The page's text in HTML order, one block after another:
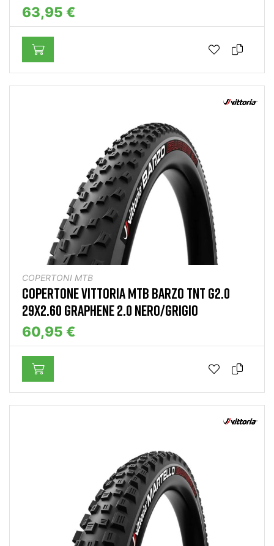
63,95 €
COPERTONI MTB
COPERTONE VITTORIA MTB BARZO TNT G2.0
29X2.60 GRAPHENE 2.0 NERO/GRIGIO
60,95 €